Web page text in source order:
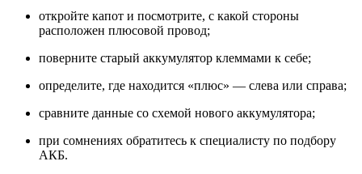
откройте капот и посмотрите, с какой стороны
расположен плюсовой провод;
поверните старый аккумулятор клеммами к себе;
определите, где находится «плюс» — слева или справа;
сравните данные со схемой нового аккумулятора;
при сомнениях обратитесь к специалисту по подбору
АКБ.